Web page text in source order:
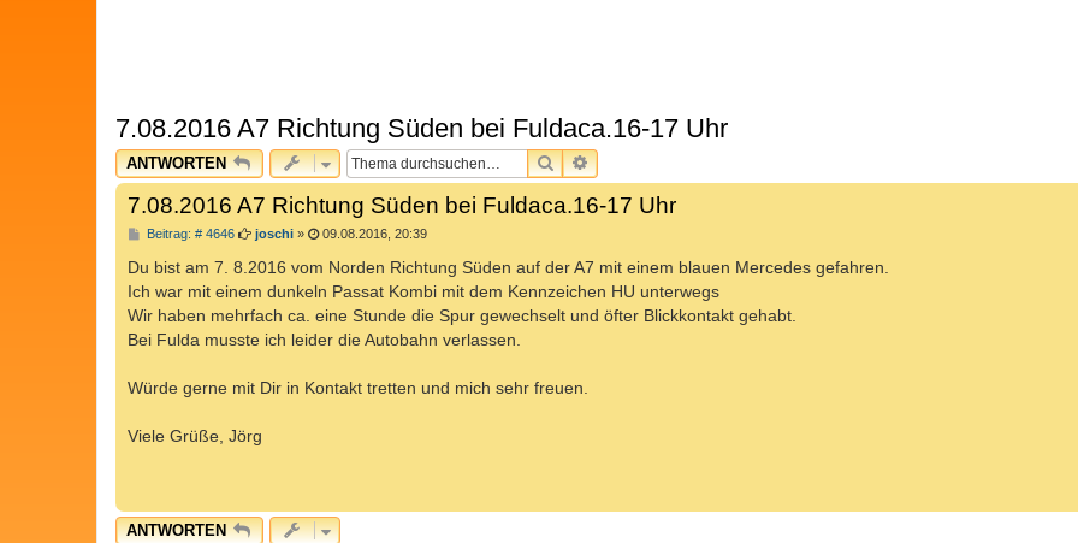
7.08.2016 A7 Richtung Süden bei Fuldaca.16-17 Uhr
ANTWORTEN SUCHEERWEITERTE SUCHE
7.08.2016 A7 Richtung Süden bei Fuldaca.16-17 Uhr
Beitrag: # 4646B
i
r
a
g
joschi» 09.08.2016, 20:39
Du bist am 7. 8.2016 vom Norden Richtung Süden auf der A7 mit einem blauen Mercedes gefahren.
Ich war mit einem dunkeln Passat Kombi mit dem Kennzeichen HU unterwegs
Wir haben mehrfach ca. eine Stunde die Spur gewechselt und öfter Blickkontakt gehabt.
Bei Fulda musste ich leider die Autobahn verlassen.
Würde gerne mit Dir in Kontakt tretten und mich sehr freuen.
Viele Grüße, Jörg
ANTWORTEN